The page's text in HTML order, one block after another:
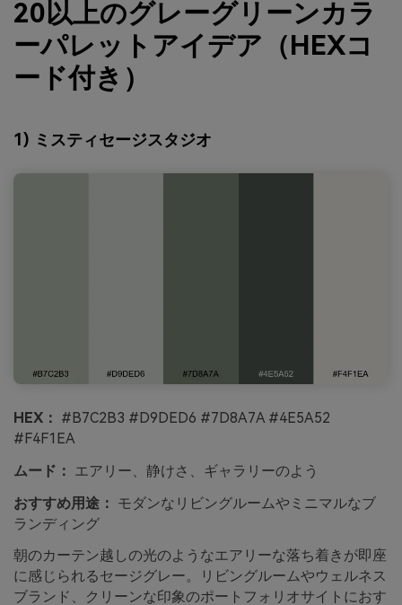
20以上のグレーグリーンカラ
ーパレットアイデア（HEXコ
ード付き）
1) ミスティセージスタジオ
HEX： #B7C2B3 #D9DED6 #7D8A7A #4E5A52
#F4F1EA
ムード： エアリー、静けさ、ギャラリーのよう
おすすめ用途： モダンなリビングルームやミニマルなブ
ランディング
朝のカーテン越しの光のようなエアリーな落ち着きが即座
に感じられるセージグレー。リビングルームやウェルネス
ブランド、クリーンな印象のポートフォリオサイトにおす